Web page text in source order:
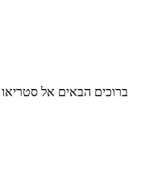
ברוכים הבאים אל